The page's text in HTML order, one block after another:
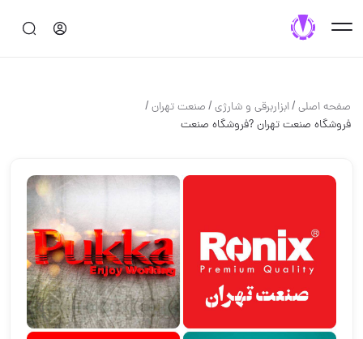
صفحه اصلی/ابزاربرقی و شارژی/صنعت تهران/
فروشگاه صنعت تهران ?فروشگاه صنعت